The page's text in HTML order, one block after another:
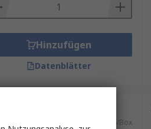
Hinzufügen
Datenblätter
CHF.56.56/Box